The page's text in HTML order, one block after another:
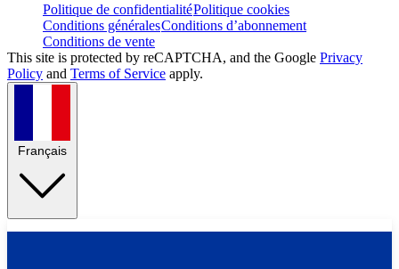
Politique de confidentialitéPolitique cookies
Conditions généralesConditions d’abonnement
Conditions de vente
This site is protected by reCAPTCHA, and the Google Privacy
Policy and Terms of Service apply.
Français